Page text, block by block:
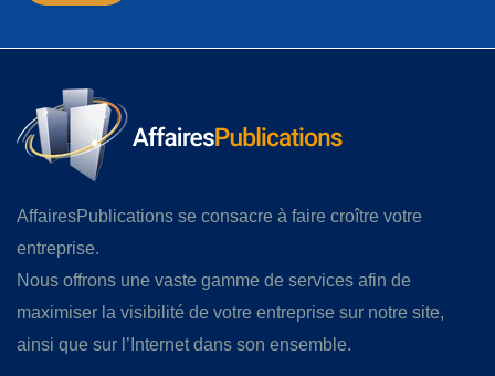
AffairesPublications se consacre à faire croître votre
entreprise.
Nous offrons une vaste gamme de services afin de
maximiser la visibilité de votre entreprise sur notre site,
ainsi que sur l’Internet dans son ensemble.